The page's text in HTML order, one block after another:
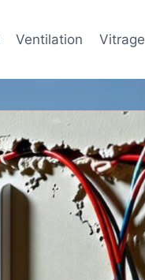
Ventilation Vitrage